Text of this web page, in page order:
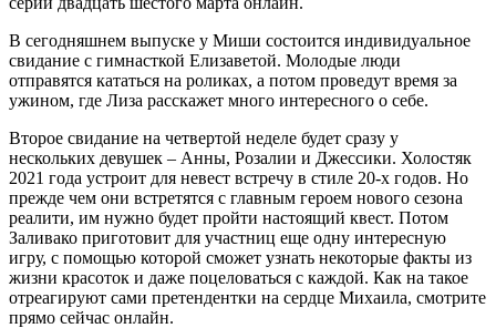
В сегодняшнем выпуске у Миши состоится индивидуальное
свидание с гимнасткой Елизаветой. Молодые люди
отправятся кататься на роликах, а потом проведут время за
ужином, где Лиза расскажет много интересного о себе.
Второе свидание на четвертой неделе будет сразу у
нескольких девушек – Анны, Розалии и Джессики. Холостяк
2021 года устроит для невест встречу в стиле 20-х годов. Но
прежде чем они встретятся с главным героем нового сезона
реалити, им нужно будет пройти настоящий квест. Потом
Заливако приготовит для участниц еще одну интересную
игру, с помощью которой сможет узнать некоторые факты из
жизни красоток и даже поцеловаться с каждой. Как на такое
отреагируют сами претендентки на сердце Михаила, смотрите
прямо сейчас онлайн.